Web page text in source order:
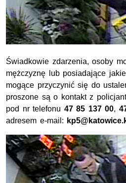
Świadkowie zdarzenia, osoby
mężczyznę lub posiadające
mogące przyczynić się do
proszone są o kontakt z
pod nr telefonu 47 85 137 00,
adresem e-mail: